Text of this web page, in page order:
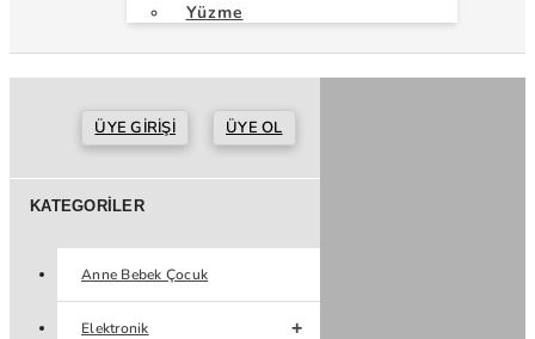
Yüzme
ÜYE GIRIŞI ÜYE OL
KATEGORILER
Anne Bebek Çocuk
Elektronik